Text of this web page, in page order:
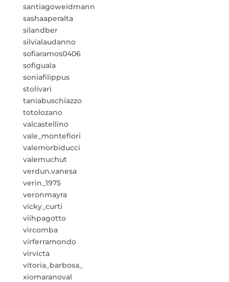
santiagoweidmann
sashaaperalta
silandber
silvialaudanno
sofiaramos0406
sofiguala
soniafilippus
stolivari
taniabuschiazzo
totolozano
valcastellino
vale_montefiori
valemorbiducci
valemuchut
verdun.vanesa
verin_1975
veronmayra
vicky_curti
viihpagotto
vircomba
virferramondo
virvicta
vitoria_barbosa_
xiomaranoval